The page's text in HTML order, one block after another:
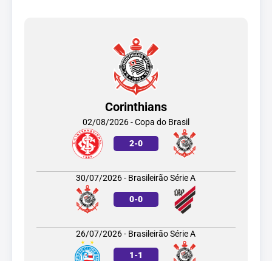
Corinthians
02/08/2026 - Copa do Brasil
2-0
30/07/2026 - Brasileirão Série A
0-0
26/07/2026 - Brasileirão Série A
1-1